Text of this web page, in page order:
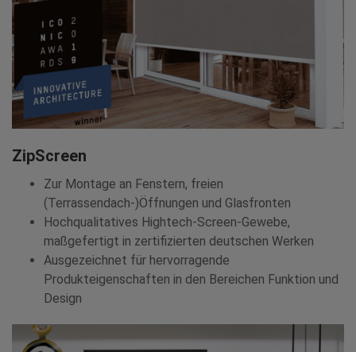
ZipScreen
Zur Montage an Fenstern, freien
(Terrassendach-)Öffnungen und Glasfronten
Hochqualitatives Hightech-Screen-Gewebe,
maßgefertigt in zertifizierten deutschen Werken
Ausgezeichnet für hervorragende
Produkteigenschaften in den Bereichen Funktion und
Design